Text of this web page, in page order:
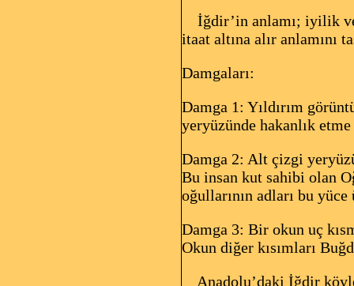
İğdir’in anlamı; iyilik
itaat altına alır
Damgaları:
Damga 1: Yıldırım
yeryüzünde hakanlık etme
Damga 2: Alt çizgi
Bu insan kut sahibi olan
oğullarının adları bu
Damga 3: Bir okun uç
Okun diğer kısımları
Anadolu’daki İğdir